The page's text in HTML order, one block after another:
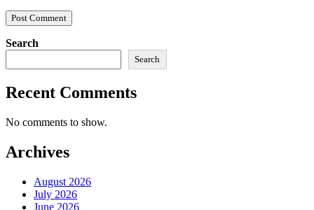
Search
Search
Recent Comments
No comments to show.
Archives
August 2026
July 2026
June 2026